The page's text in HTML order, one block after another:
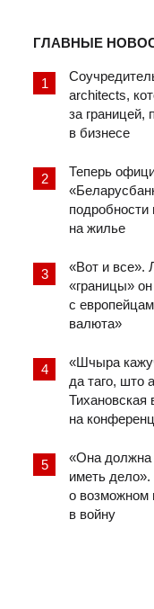
ГЛАВНЫЕ
architects,
за границей,
в бизнесе
Теперь
на жилье
«Вот и все».
«границы»
с
валюта»
«Шчыра
да таго, што
Тихановская
на
«Она должна
иметь
о возможном
в войну